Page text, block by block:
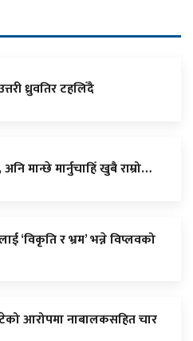
ध्रुवतिर टहलिँदै
अनि मान्छे मार्नुचाहिँ खुबै राम्रो…
‘विकृति र भ्रम’ भन्ने विप्लवको
आरोपमा नाबालकसहित चार